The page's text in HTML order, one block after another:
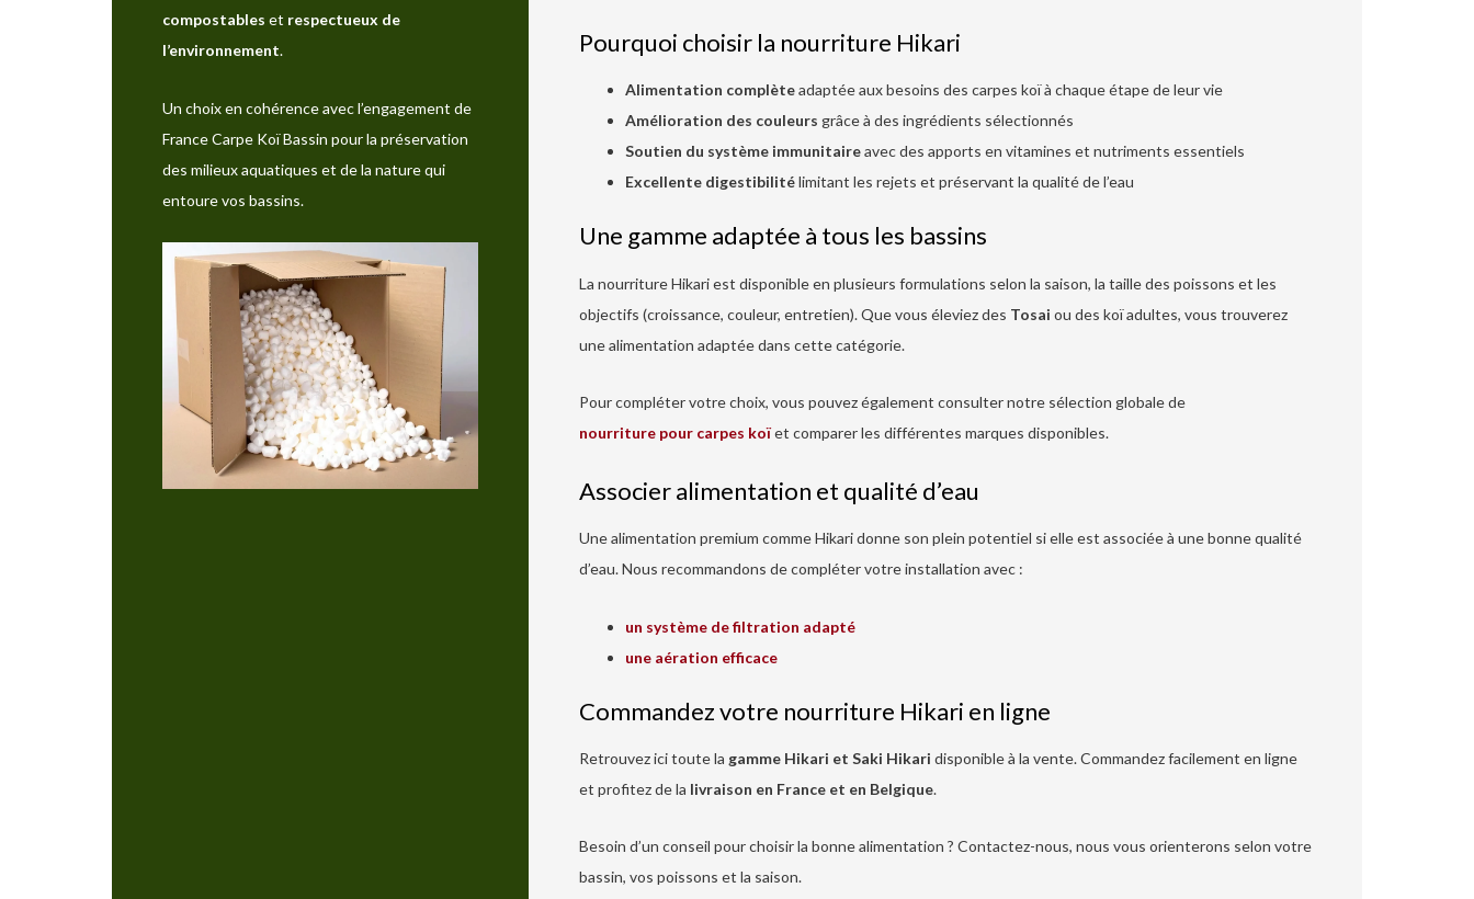
compostables et respectueux de
l’environnement.
Un choix en cohérence avec l’engagement de
France Carpe Koï Bassin pour la préservation
des milieux aquatiques et de la nature qui
entoure vos bassins.
Pourquoi choisir la nourriture Hikari
Alimentation complèteadaptée aux besoins des carpes koï à chaque étape de leur vie
Amélioration des couleurs grâce à des ingrédients sélectionnés
Soutien du système immunitaireavec des apports en vitamines et nutriments essentiels
Excellente digestibilitélimitant les rejets et préservant la qualité de l’eau
Une gamme adaptée à tous les bassins
La nourriture Hikari est disponible en plusieurs formulations selon la saison, la taille des poissons et les
objectifs (croissance, couleur, entretien). Que vous éleviez des Tosai ou des koï adultes, vous trouverez
une alimentation adaptée dans cette catégorie.
Pour compléter votre choix, vous pouvez également consulter notre sélection globale de
nourriture pour carpes koïet comparer les différentes marques disponibles.
Associer alimentation et qualité d’eau
Une alimentation premium comme Hikari donne son plein potentiel si elle est associée à une bonne qualité
d’eau. Nous recommandons de compléter votre installation avec :
un système de filtration adapté
une aération efficace
Commandez votre nourriture Hikari en ligne
Retrouvez ici toute la gamme Hikari et Saki Hikari disponible à la vente. Commandez facilement en ligne
et profitez de la livraison en France et en Belgique.
Besoin d’un conseil pour choisir la bonne alimentation ? Contactez-nous, nous vous orienterons selon votre
bassin, vos poissons et la saison.